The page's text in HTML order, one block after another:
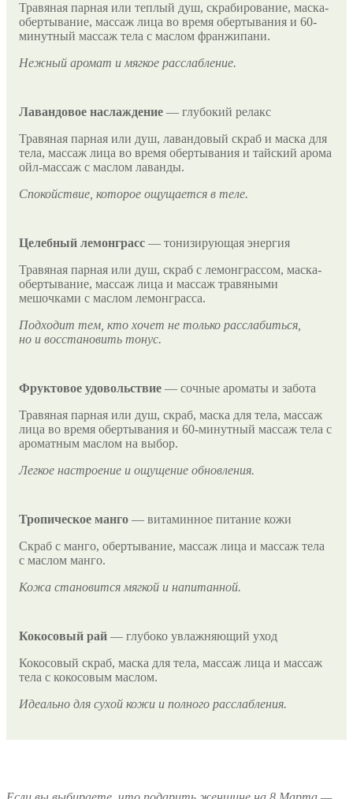
Травяная парная или теплый душ, скрабирование, маска-
обертывание, массаж лица во время обертывания и 60-
минутный массаж тела с маслом франжипани.
Нежный аромат и мягкое расслабление.
Лавандовое наслаждение — глубокий релакс
Травяная парная или душ, лавандовый скраб и маска для
тела, массаж лица во время обертывания и тайский арома
ойл-массаж с маслом лаванды.
Спокойствие, которое ощущается в теле.
Целебный лемонграсс — тонизирующая энергия
Травяная парная или душ, скраб с лемонграссом, маска-
обертывание, массаж лица и массаж травяными
мешочками с маслом лемонграсса.
Подходит тем, кто хочет не только расслабиться,
но и восстановить тонус.
Фруктовое удовольствие — сочные ароматы и забота
Травяная парная или душ, скраб, маска для тела, массаж
лица во время обертывания и 60-минутный массаж тела с
ароматным маслом на выбор.
Легкое настроение и ощущение обновления.
Тропическое манго — витаминное питание кожи
Скраб с манго, обертывание, массаж лица и массаж тела
с маслом манго.
Кожа становится мягкой и напитанной.
Кокосовый рай — глубоко увлажняющий уход
Кокосовый скраб, маска для тела, массаж лица и массаж
тела с кокосовым маслом.
Идеально для сухой кожи и полного расслабления.